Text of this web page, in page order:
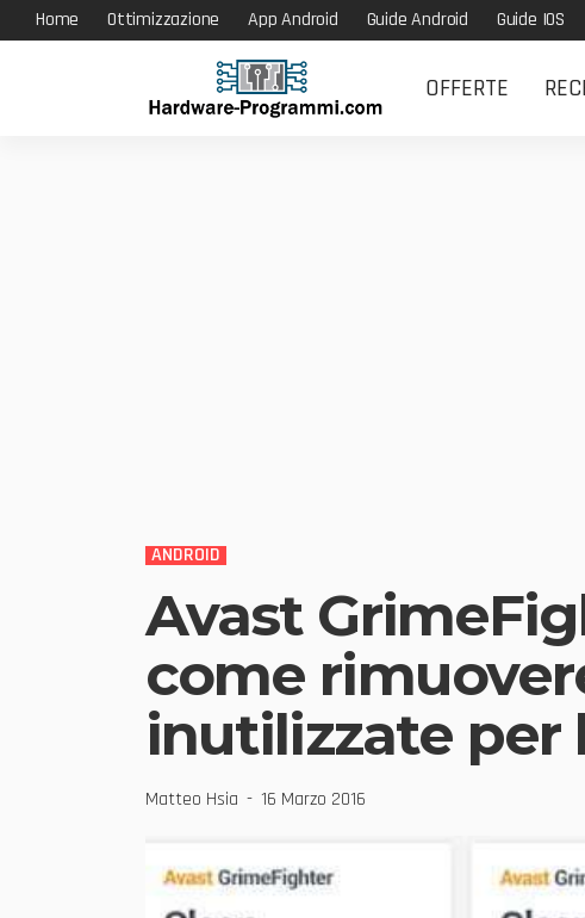
Home Ottimizzazione App Android Guide Android Guide IOS
OFFERTE
ANDROID
Avast
come
inutilizzate per
Matteo Hsia 16 Marzo 2016